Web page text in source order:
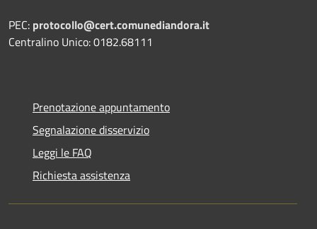
PEC: protocollo@cert.comunediandora.it
Centralino Unico: 0182.68111
Prenotazione appuntamento
Segnalazione disservizio
Leggi le FAQ
Richiesta assistenza